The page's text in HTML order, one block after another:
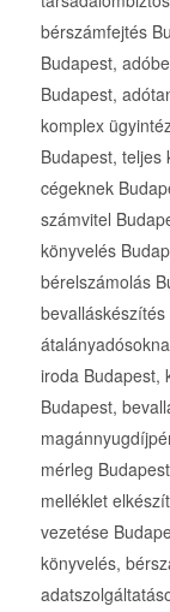
bérszámfejtés
Budapest,
Budapest,
komplex
Budapest, teljes
cégeknek
számvitel
könyvelés
bérelszámolás
iroda Budapest,
Budapest,
mérleg
melléklet
vezetése
könyvelés,